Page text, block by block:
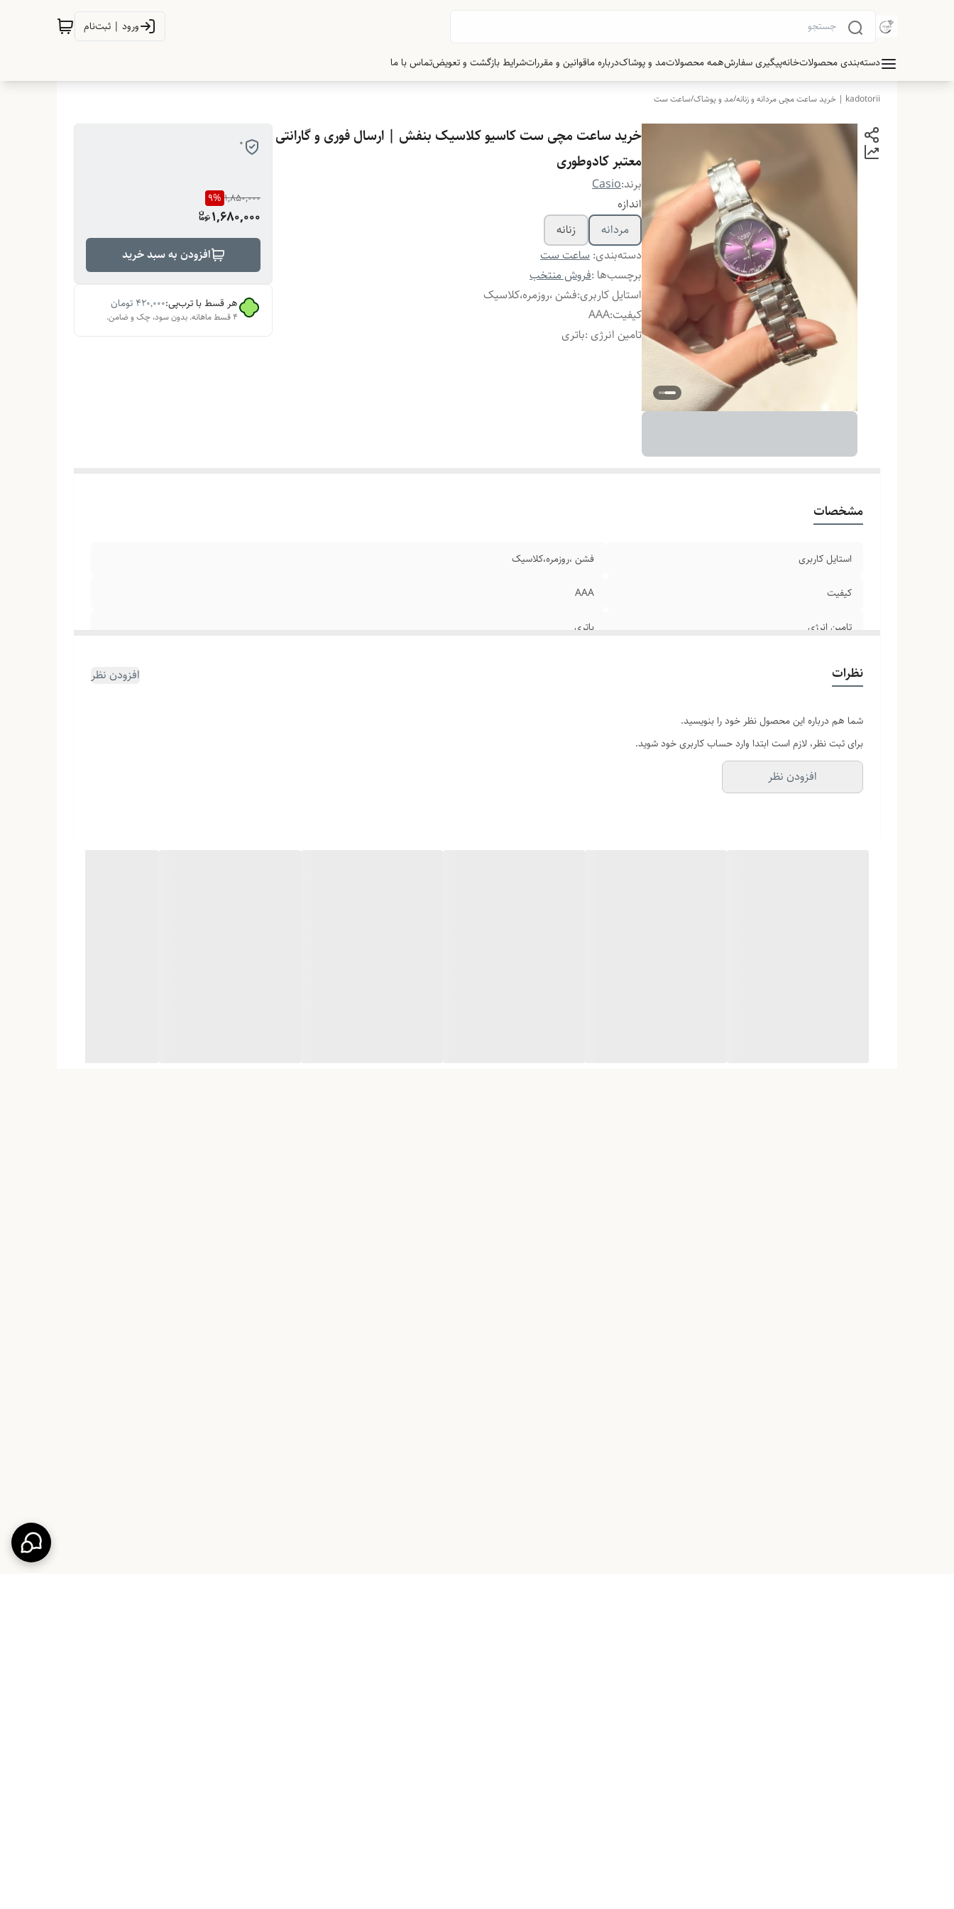
ورود | ثبت‌نام
دسته‌بندی محصولاتخانهپیگیری سفارشهمه محصولاتمد و پوشاکدرباره ماقوانین و مقرراتشرایط بازگشت و تعویضتماس با ما
kadotorii | خرید ساعت مچی مردانه و زنانه /مد و پوشاک/ساعت ست
خرید ساعت مچی ست کاسیو کلاسیک بنفش | ارسال فوری و گارانتی
معتبر کادوطوری
برند:Casio
اندازه
مردانه
زنانه
دسته‌بندی: ساعت ست
برچسب‌ها :فروش منتخب
استایل کاربری:فشن ،روزمره،کلاسیک
کیفیت:
AAA
تامین انرژی :باتری
0
1,850,000
9%
1,680,000
افزودن به سبد خرید
هر قسط با ترب‌پی:۴۲۰٬۰۰۰ تومان
۴ قسط ماهانه. بدون سود، چک و ضامن.
مشخصات
استایل کاربری فشن ،روزمره،کلاسیک
کیفیت AAA
تامین انرژی باتری
نظرات افزودن نظر
شما هم درباره این محصول نظر خود را بنویسید.
برای ثبت نظر، لازم است ابتدا وارد حساب کاربری خود شوید.
افزودن نظر